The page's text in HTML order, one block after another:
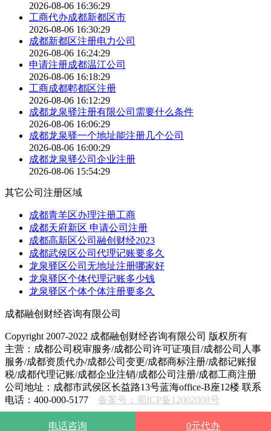
2026-08-06 16:36:29
工商代办成都新都区市
2026-08-06 16:30:29
成都新都区注册电力公司
2026-08-06 16:24:29
申请注册成都温江公司
2026-08-06 16:18:29
工商成都郫都区注册
2026-08-06 16:12:29
成都龙泉驿注册有限公司需要什么条件
2026-08-06 16:06:29
成都龙泉驿一个地址能注册几个公司
2026-08-06 16:00:29
成都龙泉驿公司企业注册
2026-08-06 15:54:29
其它公司注册区域
成都青羊区办理注册工商
成都天府新区 申请公司注册
成都高新区公司融创财经2023
成都武侯区公司代理记账要多久
龙泉驿区公司无地址注册哪家好
龙泉驿区个体代理记账多少钱
龙泉驿区个体个体注册要多久
成都融创财经咨询有限公司
Copyright 2007-2022 成都融创财经咨询有限公司 版权所有
主营：成都公司税审服务/成都公司许可证项目/成都公司人事
服务/成都资质代办/成都公司变更/成都商标注册/成都记账报
税/成都代理记账/成都企业注销/成都公司注册/成都工商注册
公司地址：成都市武侯区长益路13号蓝海office-B座12楼 联系
电话：400-000-5177 备案号：蜀ICP备12002008号
电话咨询 0元代办